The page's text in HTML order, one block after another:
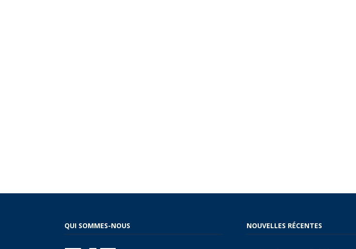
QUI SOMMES-NOUS NOUVELLES RÉCENTES